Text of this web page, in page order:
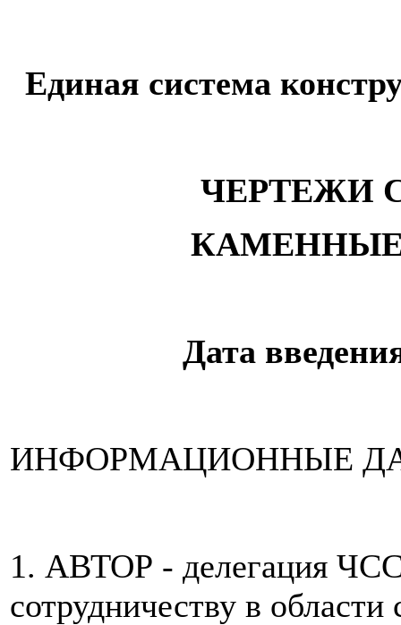
Единая система
ЧЕРТЕЖИ
Дата
ИНФОРМАЦИОННЫЕ
1. АВТОР - делегация
сотрудничеству в области